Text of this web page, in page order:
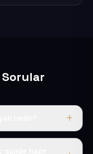
Sorular
KDV. Bu bedele alan